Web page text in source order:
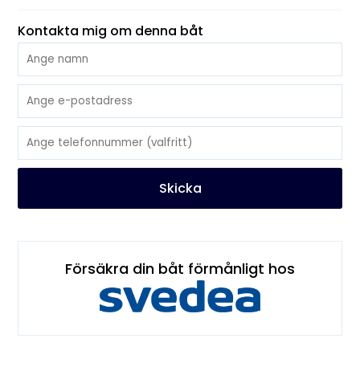
Kontakta mig om denna båt
Skicka
Försäkra din båt förmånligt hos